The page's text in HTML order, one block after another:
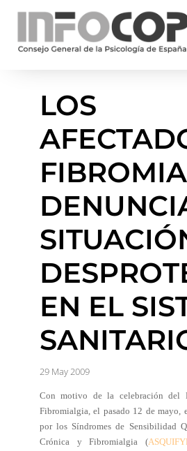
LOS
EN EL
29 May 2009
Con motivo de la celebración del
Fibromialgia, el pasado 12 de mayo,
por los Síndromes de Sensibilidad
Crónica y Fibromialgia (